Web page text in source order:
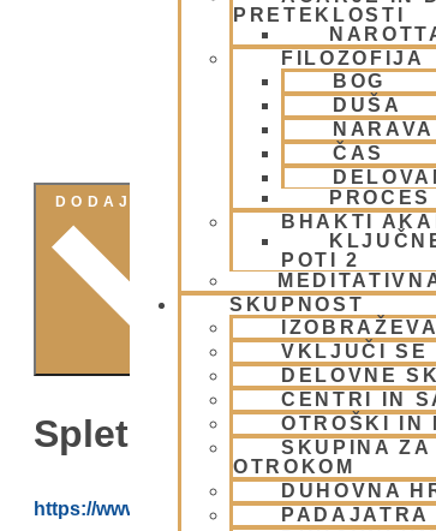
PRETEKLOSTI
FILOZOFIJA
BOG
DUŠA
NARAVA
ČAS
PROCES
BHAKTI
POTI 2
SKUPNOST
VKLJUČI SE
DELOVNE
CENTRI IN
OTROŠKI IN
SKUPINA ZA
OTROKOM
DUHOVNA
PADAJATRA
Spletna Stran:
https://www.youtube.com/